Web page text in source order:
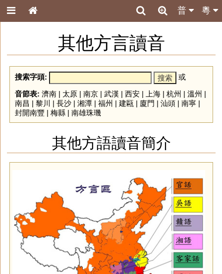
粵
普
其他方言讀音
搜索字頭:
或
音節表: 濟南| 太原| 南京| 武漢 | 西安| 上海| 杭州 | 溫州 |
南昌 | 黎川 | 長沙| 湘潭| 福州 | 建甌 | 廈門 | 汕頭| 南寧|
封開南豐 | 梅縣| 南雄珠璣
其他方語讀音簡介